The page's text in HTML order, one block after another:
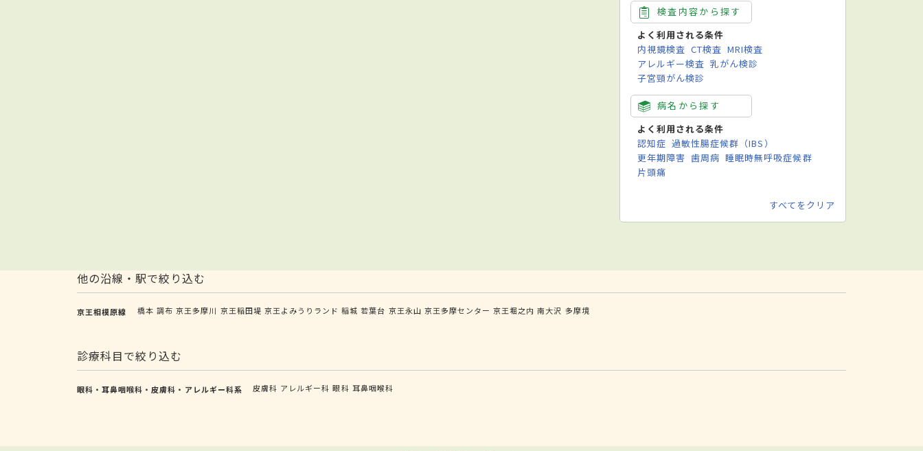
検査内容から探す
よく利用される条件
内視鏡検査 CT検査 MRI検査
アレルギー検査 乳がん検診
子宮頸がん検診
病名から探す
よく利用される条件
認知症 過敏性腸症候群（IBS）
更年期障害 歯周病 睡眠時無呼吸症候群
片頭痛
すべてをクリア
他の沿線・駅で絞り込む
京王相模原線 橋本 調布 京王多摩川 京王稲田堤 京王よみうりランド 稲城 若葉台 京王永山 京王多摩センター 京王堀之内 南大沢 多摩境
診療科目で絞り込む
眼科・耳鼻咽喉科・皮膚科・アレルギー科系 皮膚科 アレルギー科 眼科 耳鼻咽喉科